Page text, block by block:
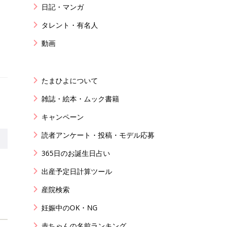
日記・マンガ
タレント・有名人
動画
たまひよについて
雑誌・絵本・ムック書籍
キャンペーン
読者アンケート・投稿・モデル応募
365日のお誕生日占い
出産予定日計算ツール
産院検索
妊娠中のOK・NG